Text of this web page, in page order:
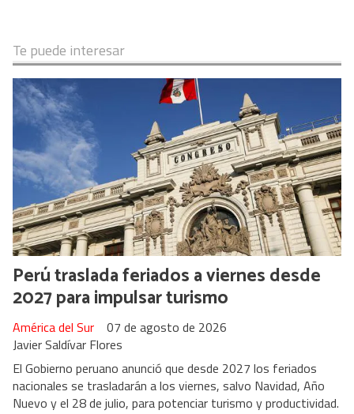
Te puede interesar
Perú traslada feriados a viernes desde
2027 para impulsar turismo
Javier Saldívar Flores
América del Sur 07 de agosto de 2026
El Gobierno peruano anunció que desde 2027 los feriados
nacionales se trasladarán a los viernes, salvo Navidad, Año
Nuevo y el 28 de julio, para potenciar turismo y productividad.